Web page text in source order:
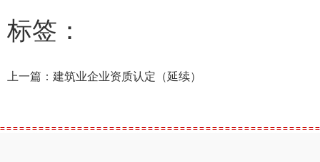
标签：
上一篇： 建筑业企业资质认定（延续）